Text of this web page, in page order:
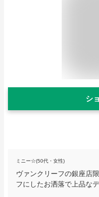
シ
ミニー☆(50代・女性)
ヴァンクリーフの銀座店
フにしたお洒落で上品な